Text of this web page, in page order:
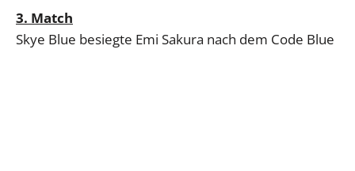
3. Match
Skye Blue besiegte Emi Sakura nach dem Code Blue